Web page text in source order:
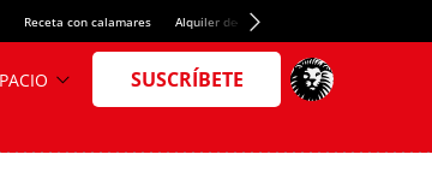
Receta con calamares Alquiler de habitaciones en España